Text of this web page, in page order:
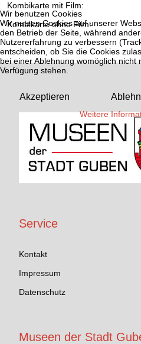
Kombikarte
Kombikarte
Service
Kontakt
Impressum
Datenschutz
Museen der Stadt
Wir benutzen Cookies
Wir nutzen Cookies auf unserer
den Betrieb der Seite, während
Nutzererfahrung zu verbessern
entscheiden, ob Sie die Cookies
bei einer Ablehnung womöglich
Verfügung stehen.
Akzeptieren
Weitere